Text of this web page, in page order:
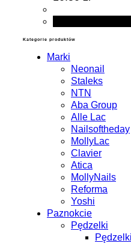
Kategorie produktów
Marki
Neonail
Staleks
NTN
Aba Group
Alle Lac
Nailsoftheday
MollyLac
Clavier
Atica
MollyNails
Reforma
Yoshi
Paznokcie
Pędzelki